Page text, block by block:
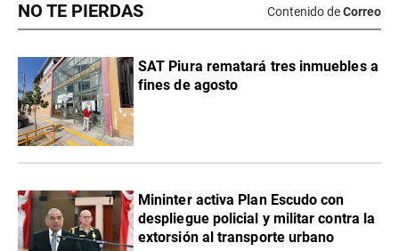
NO TE PIERDAS Contenido deCorreo
SAT Piura rematará tres inmuebles a
fines de agosto
Mininter activa Plan Escudo con
despliegue policial y militar contra la
extorsión al transporte urbano